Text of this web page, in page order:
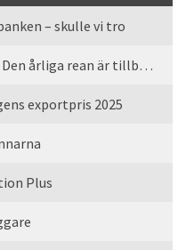
– skulle vi tro
Games Made in Sweden 2026 – Den årliga rean är tillbaka
exportpris 2025
Plus